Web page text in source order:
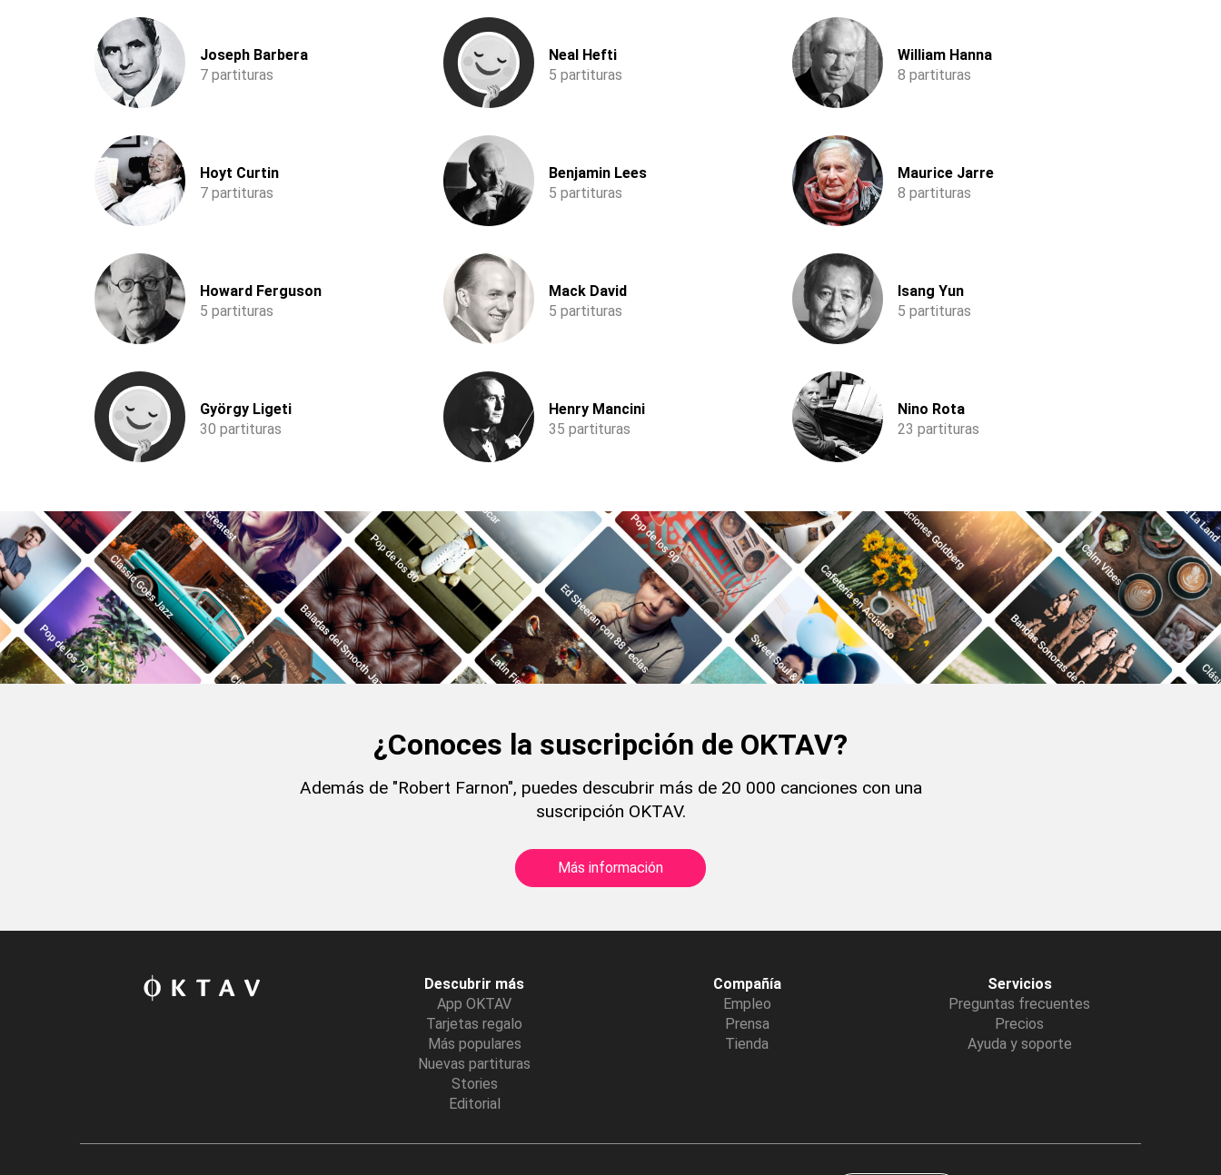
Joseph Barbera
7 partituras
Neal Hefti
5 partituras
William Hanna
8 partituras
Hoyt Curtin
7 partituras
Benjamin Lees
5 partituras
Maurice Jarre
8 partituras
Howard Ferguson
5 partituras
Mack David
5 partituras
Isang Yun
5 partituras
György Ligeti
30 partituras
Henry Mancini
35 partituras
Nino Rota
23 partituras
¿Conoces la suscripción de OKTAV?
Además de "Robert Farnon", puedes descubrir más de 20 000 canciones con una
suscripción OKTAV.
Más información
Descubrir más
App OKTAV
Tarjetas regalo
Más populares
Nuevas partituras
Stories
Editorial
Compañía
Empleo
Prensa
Tienda
Servicios
Preguntas frecuentes
Precios
Ayuda y soporte